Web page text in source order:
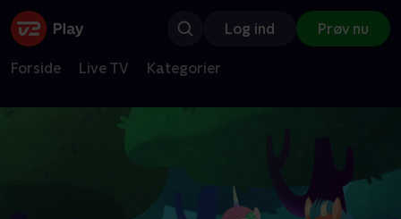
Log ind Prøv nu
Forside Live TV Kategorier